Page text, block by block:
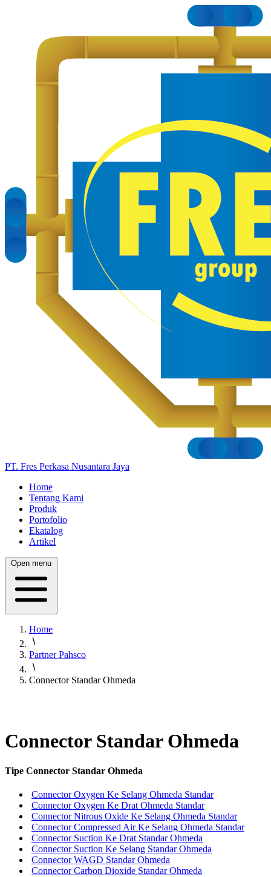
PT. Fres Perkasa Nusantara Jaya
Home
Tentang Kami
Produk
Portofolio
Ekatalog
Artikel
Open menu
Home
Partner Pahsco
Connector Standar Ohmeda
Connector Standar Ohmeda
Tipe Connector Standar Ohmeda
Connector Oxygen Ke Selang Ohmeda Standar
Connector Oxygen Ke Drat Ohmeda Standar
Connector Nitrous Oxide Ke Selang Ohmeda Standar
Connector Compressed Air Ke Selang Ohmeda Standar
Connector Suction Ke Drat Standar Ohmeda
Connector Suction Ke Selang Standar Ohmeda
Connector WAGD Standar Ohmeda
Connector Carbon Dioxide Standar Ohmeda